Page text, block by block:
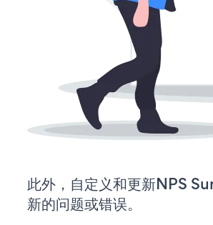
此外，自定义和更新NPS
新的问题或错误。